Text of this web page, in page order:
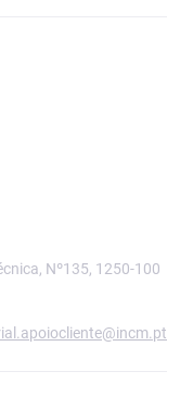
Nº135, 1250-100